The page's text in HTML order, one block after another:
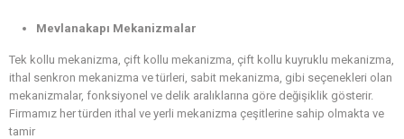
Mevlanakapı Mekanizmalar
Tek kollu mekanizma, çift kollu mekanizma, çift kollu kuyruklu mekanizma,
ithal senkron mekanizma ve türleri, sabit mekanizma, gibi seçenekleri olan
mekanizmalar, fonksiyonel ve delik aralıklarına göre değişiklik gösterir.
Firmamız her türden ithal ve yerli mekanizma çeşitlerine sahip olmakta ve
tamir